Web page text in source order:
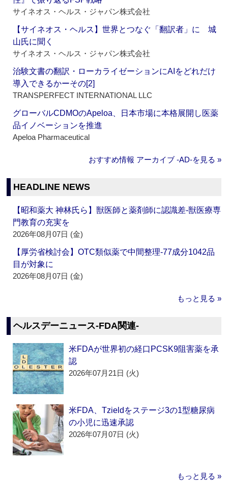
サイネオス・ヘルス・ジャパン株式会社
【サイネオス・ヘルス】世界とつなぐ「翻訳者」に 城
山氏に聞く
サイネオス・ヘルス・ジャパン株式会社
治験文書の翻訳・ローカライゼーションにAIをどれだけ
導入できるかーその[2]
TRANSPERFECT INTERNATIONAL LLC
グローバルCDMOのApeloa、日本市場に本格展開し医薬
品イノベーションを推進
Apeloa Pharmaceutical
おすすめ情報 アーカイブ ‐AD‐を見る »
HEADLINE NEWS
【昭和薬大 神林氏ら】獣医師と薬剤師に認識差‐獣医療専
門教育の充実を
2026年08月07日 (金)
【厚労省検討会】OTC類似薬で中間整理‐77成分1042品
目が対象に
2026年08月07日 (金)
もっと見る »
ヘルスデーニュース‐FDA関連‐
米FDAが世界初の経口PCSK9阻害薬を承
認
2026年07月21日 (火)
米FDA、Tzieldをステージ3の1型糖尿病
の小児に迅速承認
2026年07月07日 (火)
もっと見る »